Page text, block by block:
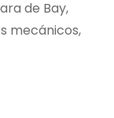
de Bay,
mecánicos,